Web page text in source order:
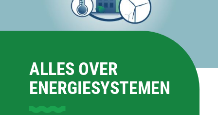
ALLES OVER
ENERGIESYSTEMEN